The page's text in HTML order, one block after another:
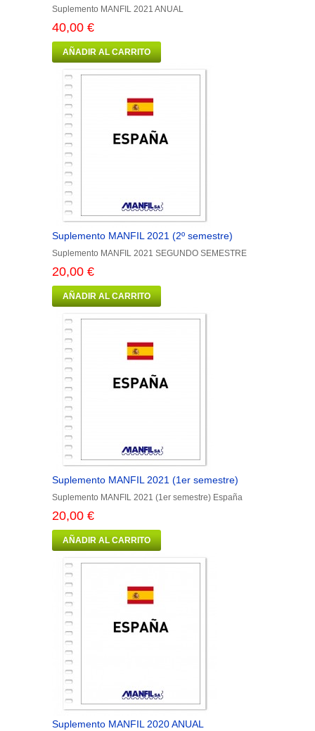
Suplemento MANFIL 2021 ANUAL
40,00 €
AÑADIR AL CARRITO
Suplemento MANFIL 2021 (2º semestre)
Suplemento MANFIL 2021 SEGUNDO SEMESTRE
20,00 €
AÑADIR AL CARRITO
Suplemento MANFIL 2021 (1er semestre)
Suplemento MANFIL 2021 (1er semestre) España
20,00 €
AÑADIR AL CARRITO
Suplemento MANFIL 2020 ANUAL